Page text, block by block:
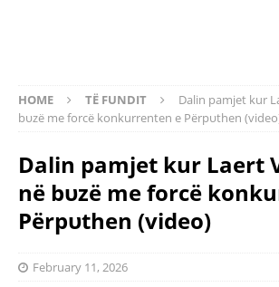
HOME TË FUNDIT
Dalin pamjet kur
bυzë me forcë konkurrenten e Përpυthen
Dalin pamjet kur Laert
në bυzë me forcë
Përpυthen (video)
February 11, 2026